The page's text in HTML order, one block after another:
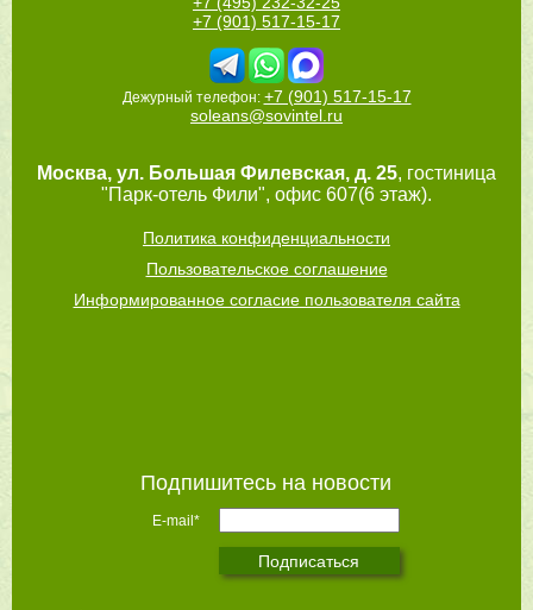
+7 (901) 517-15-17
Дежурный телефон: +7 (901) 517-15-17
soleans@sovintel.ru
Москва, ул. Большая Филевская, д. 25, гостиница
"Парк-отель Фили", офис 607(6 этаж).
Политика конфиденциальности
Пользовательское соглашение
Информированное согласие пользователя сайта
Подпишитесь на новости
E-mail*